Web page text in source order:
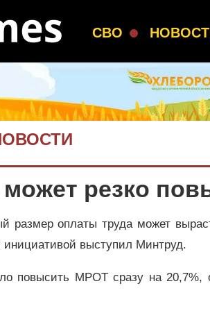
СВО
резко
размер оплаты труда может
инициативой выступил Минтруд.
повысить МРОТ сразу на 20,7%,